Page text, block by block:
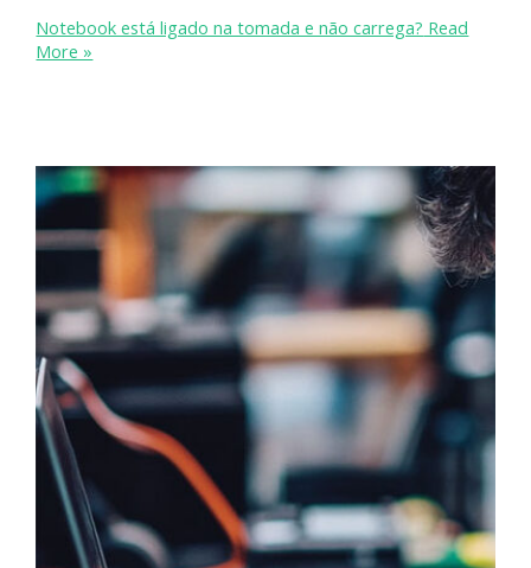
Notebook está ligado na tomada e não carrega? Read
More »